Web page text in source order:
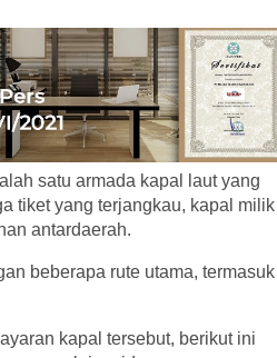
satu armada kapal laut yang
tiket yang terjangkau, kapal milik
antardaerah.
beberapa rute utama, termasuk
kapal tersebut, berikut ini